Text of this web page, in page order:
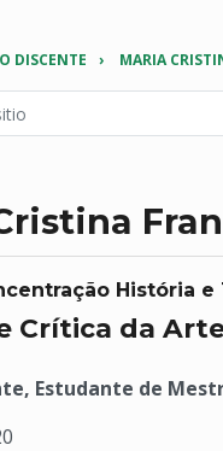
DISCENTE MARIA
História e
Crítica da
Estudante de